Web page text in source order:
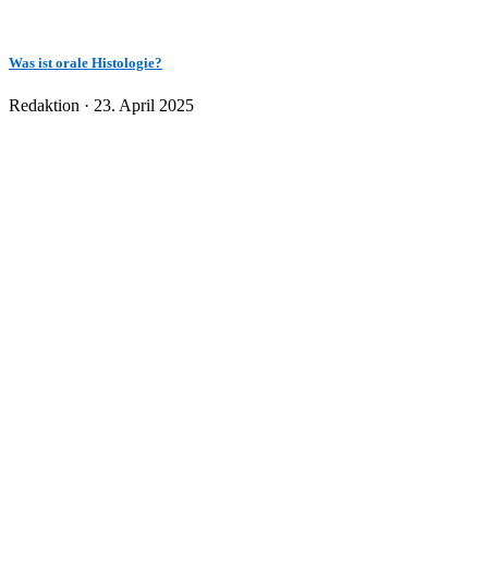
Was ist orale Histologie?
Redaktion · Veröffentlicht
23. April 2025